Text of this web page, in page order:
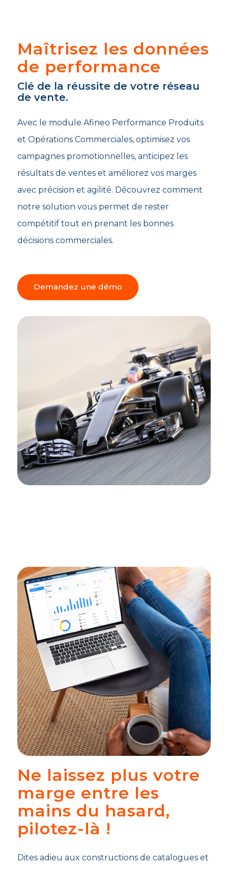
Maîtrisez les données
de performance
Clé de la réussite de votre réseau
de vente.
Avec le module Afineo Performance Produits
et Opérations Commerciales, optimisez vos
campagnes promotionnelles, anticipez les
résultats de ventes et améliorez vos marges
avec précision et agilité. Découvrez comment
notre solution vous permet de rester
compétitif tout en prenant les bonnes
décisions commerciales.
Demandez une démo
Ne laissez plus votre
marge entre les
mains du hasard,
pilotez-là !
Dites adieu aux constructions de catalogues et